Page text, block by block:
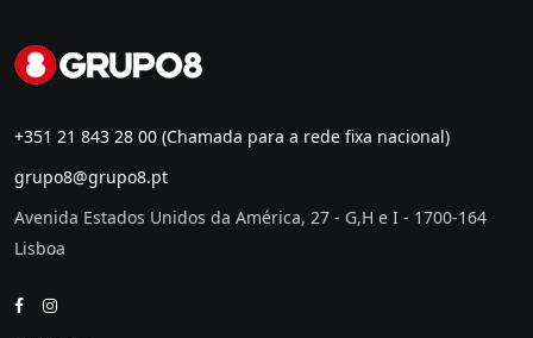
+351 21 843 28 00 (Chamada para a rede fixa nacional)
grupo8@grupo8.pt
Avenida Estados Unidos da América, 27 - G,H e I - 1700-164
Lisboa